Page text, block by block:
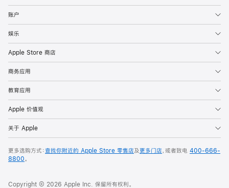
账户
娱乐
Apple Store 商店
商务应用
教育应用
Apple 价值观
关于 Apple
更多选购方式：查找你附近的 Apple Store 零售店及更多门店，或者致电 400-666-
8800。
Copyright © 2026 Apple Inc. 保留所有权利。